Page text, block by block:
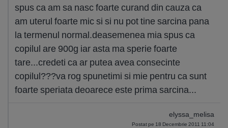
spus ca am sa nasc foarte curand din cauza ca
am uterul foarte mic si si nu pot tine sarcina pana
la termenul normal.deasemenea mia spus ca
copilul are 900g iar asta ma sperie foarte
tare...credeti ca ar putea avea consecinte
copilul???va rog spunetimi si mie pentru ca sunt
foarte speriata deoarece este prima sarcina...
elyssa_melisa
Postat pe 18 Decembrie 2011 11:04